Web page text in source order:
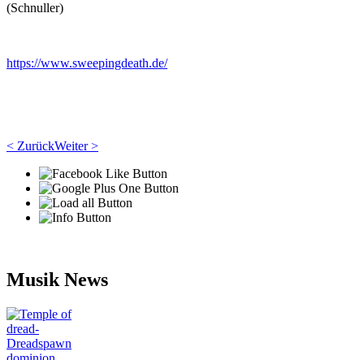
(Schnuller)
https://www.sweepingdeath.de/
< ZurückWeiter >
Musik News